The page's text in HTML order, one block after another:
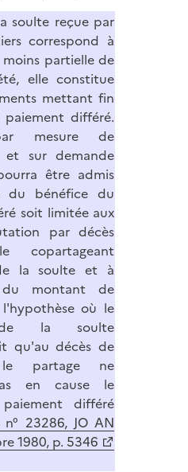
soulte reçue par
correspond à
partielle de
elle constitue
mettant fin
différé.
mesure de
et sur demande
être admis
bénéfice du
soit limitée aux
par décès
la soulte et à
du montant de
où le
de la soulte
qu'au décès de
le partage ne
en cause le
différé
23286, JO AN
1980, p. 5346